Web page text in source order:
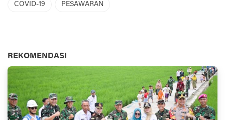
COVID-19 PESAWARAN
REKOMENDASI